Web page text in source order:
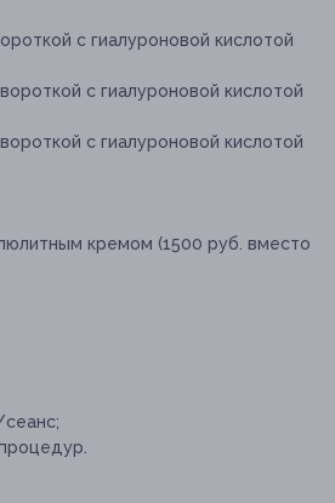
с гиалуроновой кислотой
с гиалуроновой кислотой
с гиалуроновой кислотой
кремом (1500 руб. вместо